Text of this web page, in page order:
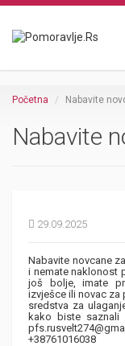
Početna Nabavite
Nabavite
29.09.2025
Nabavite novcane
i nemate naklonost
još bolje, imate
izvješce ili novac za
sredstva za
kako biste saznali
+38761016038